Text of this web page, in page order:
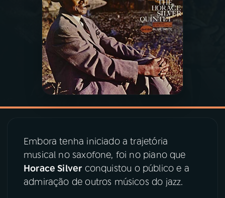
PROGRAMAS
PODCASTS
VIDEOCASTS
08PRÊMIO RÁDIO MEC
Embora tenha iniciado a trajetória
musical no saxofone, foi no piano que
Horace Silverconquistou o público e a
admiração de outros músicos do jazz.